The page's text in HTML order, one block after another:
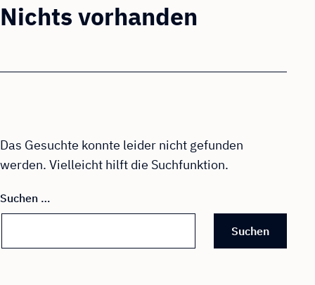
Inhalt
springen
Nichts vorhanden
Das Gesuchte konnte leider nicht gefunden
werden. Vielleicht hilft die Suchfunktion.
Suchen …